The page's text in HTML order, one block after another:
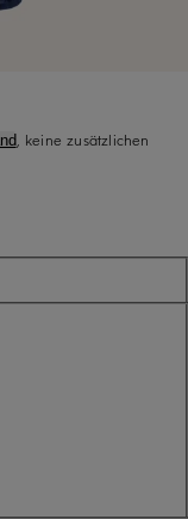
, keine zusätzlichen